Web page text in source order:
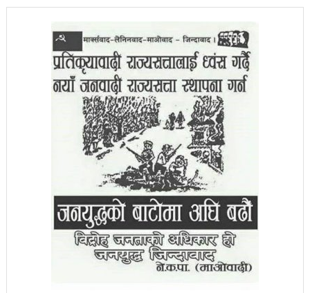
काङ्ग्रेस नेता मिश्रको आरोप : बालेन सरकारले सिमा क्षेत्रका
जनतालाई अनावश्यक दु:ख दियो
पूर्वप्रधानमन्त्री ओलीलाई पितृशोक
नवनिर्वाचित राष्ट्रिय सभा सदस्यहरुले शपथ लिए
चार स्थानमा रास्वपा विजयीः काँग्रेस र नेकपाले खाता खोले
रञ्जु दर्शना विजयीः अधिकांश स्थानमा रास्वपा अगाडि
प्रतिनिधिसभा सदस्य निर्वाचनः ६० प्रतिशत मत खस्यो,
काठमाडौँसहित केही स्थानमा रातीदेखि नै गणना सुरु हुने
निर्वाचनले सङ्घीय लोकतान्त्रिक गणतन्त्रात्मक प्रणालीलाई